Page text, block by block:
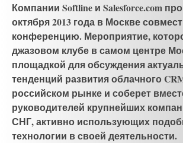
Компании Softline и Salesforce.com
октября 2013 года в Москве
конференцию. Мероприятие,
джазовом клубе в самом центре
площадкой для обсуждения
тенденций развития облачного
российском рынке и соберет
руководителей крупнейших
СНГ, активно использующих
технологии в своей деятельности.